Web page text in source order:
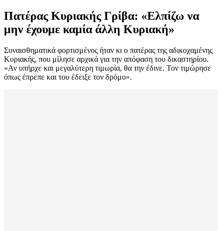
Πατέρας Κυριακής Γρίβα: «Ελπίζω να
μην έχουμε καμία άλλη Κυριακή»
Συναισθηματικά φορτισμένος ήταν κι ο πατέρας της αδικοχαμένης
Κυριακής, που μίλησε αρχικά για την απόφαση του δικαστηρίου.
«Αν υπήρχε και μεγαλύτερη τιμωρία, θα την έδινε. Τον τιμώρησε
όπως έπρεπε και του έδειξε τον δρόμο».